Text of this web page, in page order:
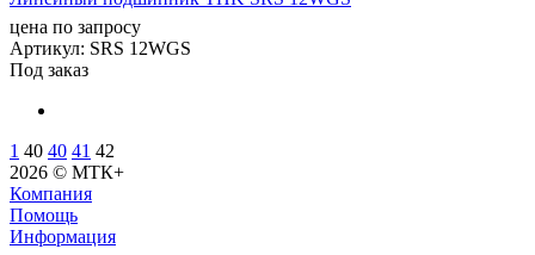
цена по запросу
Артикул: SRS 12WGS
Под заказ
1 40 40 41 42
2026 © МТК+
Компания
Помощь
Информация